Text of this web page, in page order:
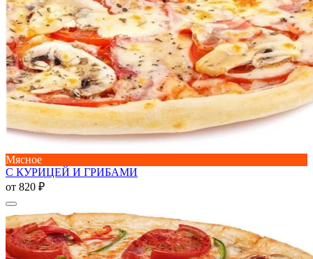
Мясное
С КУРИЦЕЙ И ГРИБАМИ
от 820 ₽